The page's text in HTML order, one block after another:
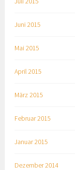
Juni 2015
Mai 2015
April 2015
März 2015
Februar 2015
Januar 2015
Dezember 2014